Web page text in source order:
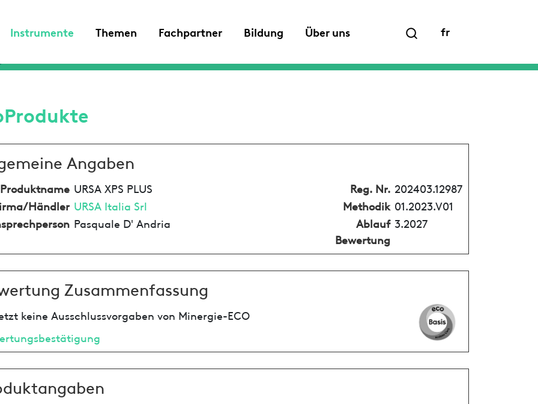
Instrumente Themen Fachpartner Bildung Über uns fr
Angaben
Produktname URSA XPS PLUS Reg. Nr. 202403.12987
Händler URSA Italia Srl Methodik 01.2023.V01
Pasquale D' Andria
Ablauf
Bewertung
3.2027
Zusammenfassung
keine Ausschlussvorgaben von Minergie-ECO